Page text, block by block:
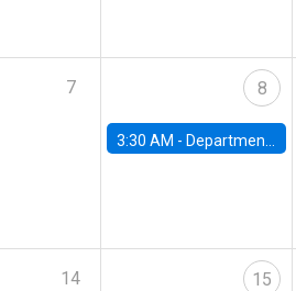
7 8
3:30 AM - Department Seminar: James Robinson
14 15